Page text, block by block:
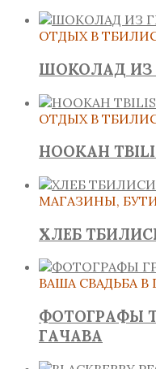
ОТДЫХ В
ШОКОЛАД ИЗ
ОТДЫХ В
HOOKAH
МАГАЗИНЫ,
ХЛЕБ
ВАША СВАДЬБА В
ФОТОГРАФЫ
ГАЧАВА